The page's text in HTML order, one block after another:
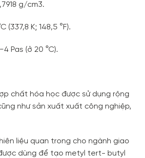
g/cm3.
(337,8 K; 148,5 °F).
Pas (ở 20 °C).
chất hóa học được sử dụng rộng
như sản xuất xuất công nghiệp,
liệu quan trong cho ngành giao
dùng để tạo metyl tert- butyl